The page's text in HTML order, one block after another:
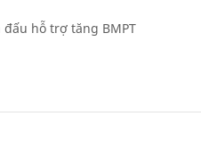
hỗ trợ tăng BMPT